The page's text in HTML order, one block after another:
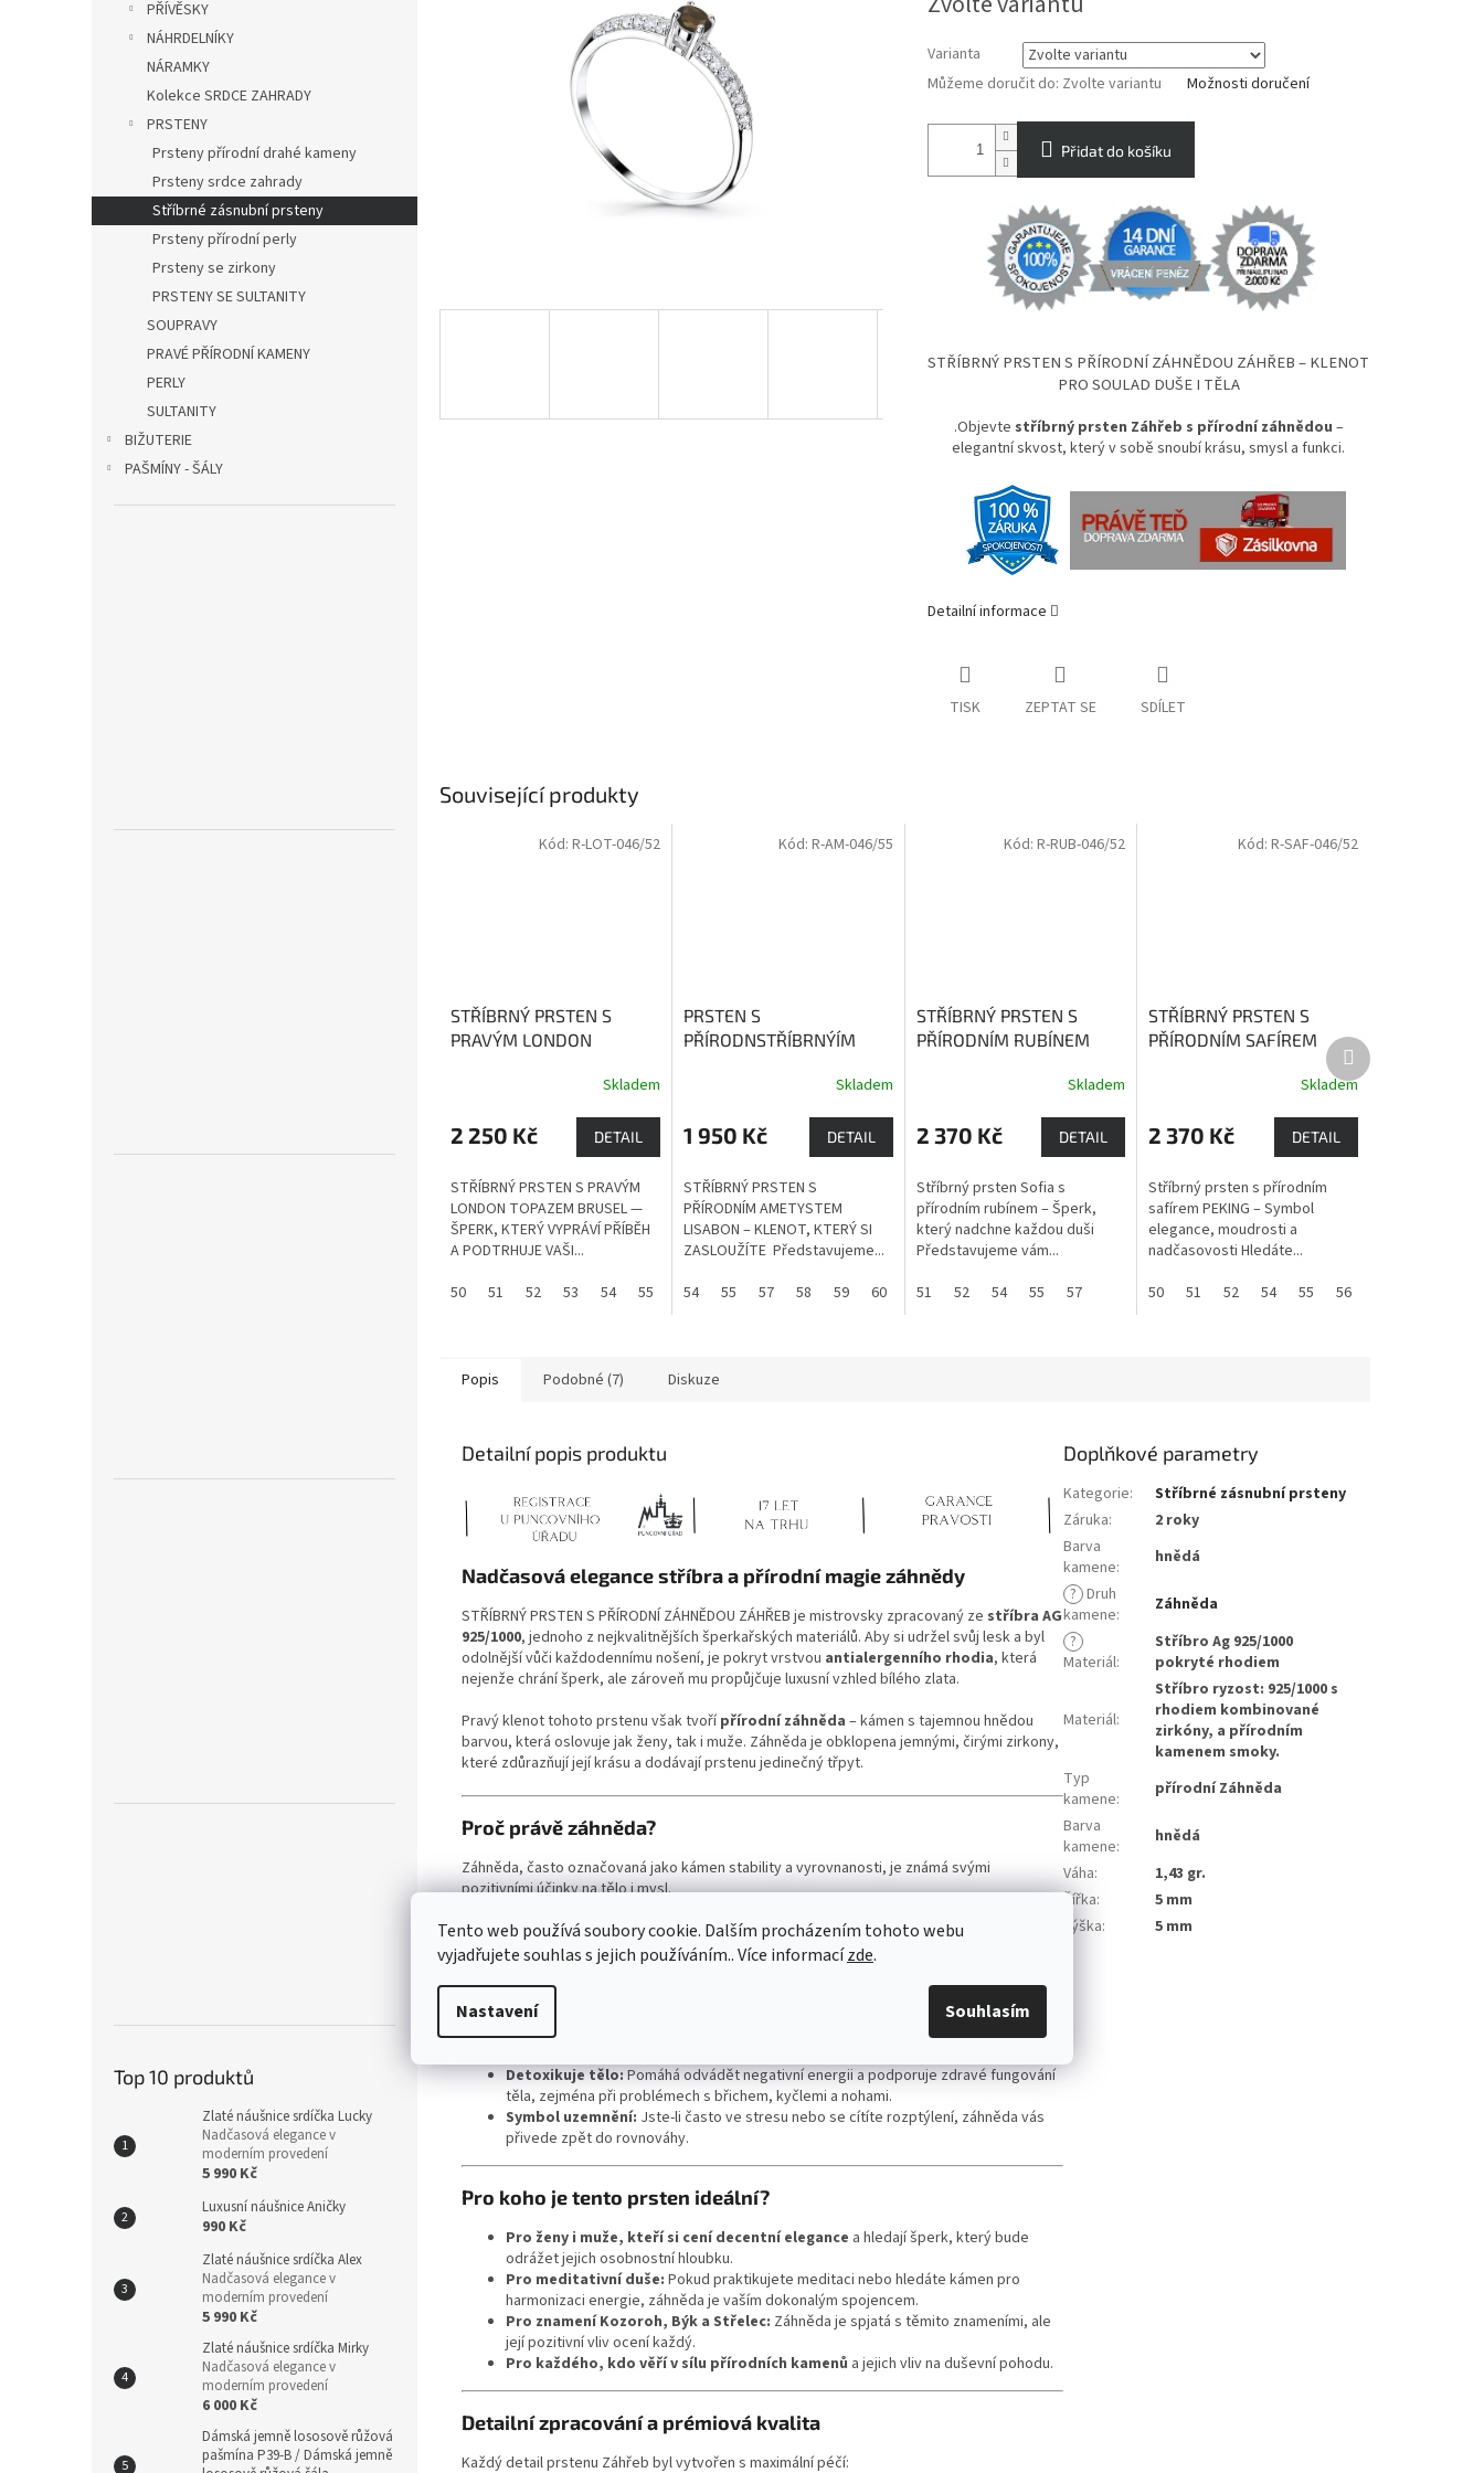
Tento web používá soubory cookie. Dalším procházením tohoto webu
vyjadřujete souhlas s jejich používáním.. Více informacízde.
Nastavení Souhlasím
PŘÍVĚSKY
NÁHRDELNÍKY
NÁRAMKY
Kolekce SRDCE ZAHRADY
PRSTENY
Prsteny přírodní drahé kameny
Prsteny srdce zahrady
Stříbrné zásnubní prsteny
Prsteny přírodní perly
Prsteny se zirkony
PRSTENY SE SULTANITY
SOUPRAVY
PRAVÉ PŘÍRODNÍ KAMENY
PERLY
SULTANITY
BIŽUTERIE
PAŠMÍNY - ŠÁLY
Top 10 produktů
Zlaté náušnice srdíčka Lucky
Nadčasová elegance v
moderním provedení
5 990 Kč
Luxusní náušnice Aničky
990 Kč
Zlaté náušnice srdíčka Alex
Nadčasová elegance v
moderním provedení
5 990 Kč
Zlaté náušnice srdíčka Mirky
Nadčasová elegance v
moderním provedení
6 000 Kč
Dámská jemně lososově růžová
pašmína P39-B / Dámská jemně
cena:
Varianta
Můžeme doručit do: Zvolte variantu Možnosti doručení
Přidat do košíku
STŘÍBRNÝ PRSTEN S PŘÍRODNÍ ZÁHNĚDOU ZÁHŘEB – KLENOT
PRO SOULAD DUŠE I TĚLA
.Objevte stříbrný prsten Záhřeb s přírodní záhnědou –
elegantní skvost, který v sobě snoubí krásu, smysl a funkci.
Detailní informace
TISK ZEPTAT SE SDÍLET
Související produkty
STŘÍBRNÝ PRSTEN S
PRAVÝM LONDON
Topaz je kámen, který
přináší radost, štědrost,
hojnost a pevné zdraví.
Skladem
2 250 Kč DETAIL
STŘÍBRNÝ PRSTEN S PRAVÝM
LONDON TOPAZEM BRUSEL —
ŠPERK, KTERÝ VYPRÁVÍ PŘÍBĚH
A PODTRHUJE VAŠI...
50
51 52 53 54 55 56 57 58 59 60
Kód: R-LOT-046/52
PRSTEN S
PŘÍRODNSTŘÍBRNÝÍM
přirozenou intuici a je
zdrojem léčivé a
Skladem
1 950 Kč DETAIL
STŘÍBRNÝ PRSTEN S
PŘÍRODNÍM AMETYSTEM
LISABON – KLENOT, KTERÝ SI
ZASLOUŽÍTE Představujeme...
54
55 57 58 59 60
Kód: R-AM-046/55
STŘÍBRNÝ PRSTEN S
PŘÍRODNÍM RUBÍNEM
života, životní energie,
vitality a dobré nálady,
přináší bohatství a lásku.
Skladem
2 370 Kč DETAIL
Stříbrný prsten Sofia s
přírodním rubínem – Šperk,
který nadchne každou duši
Představujeme vám...
51
52 54 55 57
Kód:R-RUB-046/52
STŘÍBRNÝ PRSTEN S
PŘÍRODNÍM SAFÍREM
Safír je kamenem
moudrosti, upřímnosti a
Skladem
2 370 Kč DETAIL
Stříbrný prsten s přírodním
safírem PEKING – Symbol
elegance, moudrosti a
nadčasovosti Hledáte...
50
51 52 54 55 56
Kód: R-SAF-046/52
Další
produkt
Popis Podobné (7) Diskuze
Detailní popis produktu
Nadčasová elegance stříbra a přírodní magie záhnědy
STŘÍBRNÝ PRSTEN S PŘÍRODNÍ ZÁHNĚDOU ZÁHŘEB je mistrovsky zpracovaný ze stříbra AG
925/1000, jednoho z nejkvalitnějších šperkařských materiálů. Aby si udržel svůj lesk a byl
odolnější vůči každodennímu nošení, je pokryt vrstvou antialergenního rhodia, která
nejenže chrání šperk, ale zároveň mu propůjčuje luxusní vzhled bílého zlata.
Pravý klenot tohoto prstenu však tvořípřírodní záhněda – kámen s tajemnou hnědou
barvou, která oslovuje jak ženy, tak i muže. Záhněda je obklopena jemnými, čirými zirkony,
které zdůrazňují její krásu a dodávají prstenu jedinečný třpyt.
Proč právě záhněda?
Záhněda, často označovaná jako kámen stability a vyrovnanosti, je známá svými
pozitivními účinky na tělo i mysl.
Benefity záhnědy:
Uklidňuje stres a nervozitu:
Díky její energii vnímáte klid i v náročných situacích.
Prohlubuje spánek a odstraňuje noční můry:
Ideální kámen pro noci plné
regenerace.
Podporuje rozhodnost:
Ať už vás čeká důležité rozhodnutí v práci, nebo v
Detoxikuje tělo:Pomáhá odvádět negativní energii a podporuje zdravé fungování
těla, zejména při problémech s břichem, kyčlemi a nohami.
Symbol uzemnění: Jste-li často ve stresu nebo se cítíte rozptýlení, záhněda vás
přivede zpět do rovnováhy.
Pro koho je tento prsten ideální?
Pro ženy i muže, kteří si cení decentní elegance a hledají šperk, který bude
odrážet jejich osobnostní hloubku.
Pro meditativní duše: Pokud praktikujete meditaci nebo hledáte kámen pro
harmonizaci energie, záhněda je vaším dokonalým spojencem.
Pro znamení Kozoroh, Býk a Střelec: Záhněda je spjatá s těmito znameními, ale
její pozitivní vliv ocení každý.
Pro každého, kdo věří v sílu přírodních kamenů a jejich vliv na duševní pohodu.
Detailní zpracování a prémiová kvalita
Každý detail prstenu Záhřeb byl vytvořen s maximální péčí:
Doplňkové parametry
Kategorie:
Stříbrné zásnubní prsteny
Záruka:
2 roky
Barva
kamene:
hnědá
? Druh
kamene:
Záhněda
?
Materiál:
Stříbro Ag 925/1000
pokryté rhodiem
Materiál:
Stříbro ryzost: 925/1000 s
rhodiem kombinované
zirkóny, a přírodním
kamenem smoky.
Typ
kamene:
přírodní Záhněda
Barva
kamene:
hnědá
Váha:
1,43 gr.
Šířka:
5 mm
Výška: 5 mm